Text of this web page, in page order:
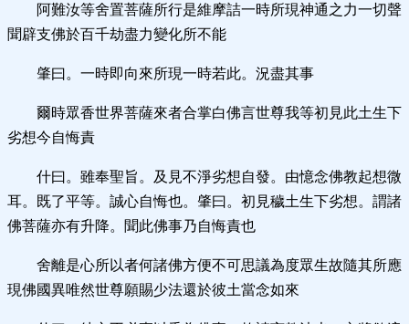
阿難汝等舍置菩薩所行是維摩詰一時所現神通之力一切聲
聞辟支佛於百千劫盡力變化所不能
肇曰。一時即向來所現一時若此。況盡其事
爾時眾香世界菩薩來者合掌白佛言世尊我等初見此土生下
劣想今自悔責
什曰。雖奉聖旨。及見不淨劣想自發。由憶念佛教起想微
耳。既了平等。誠心自悔也。肇曰。初見穢土生下劣想。謂諸
佛菩薩亦有升降。聞此佛事乃自悔責也
舍離是心所以者何諸佛方便不可思議為度眾生故隨其所應
現佛國異唯然世尊願賜少法還於彼土當念如來